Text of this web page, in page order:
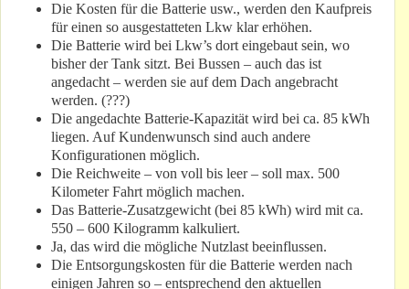
Die Kosten für die Batterie usw., werden den Kaufpreis
für einen so ausgestatteten Lkw klar erhöhen.
Die Batterie wird bei Lkw’s dort eingebaut sein, wo
bisher der Tank sitzt. Bei Bussen – auch das ist
angedacht – werden sie auf dem Dach angebracht
werden. (???)
Die angedachte Batterie-Kapazität wird bei ca. 85 kWh
liegen. Auf Kundenwunsch sind auch andere
Konfigurationen möglich.
Die Reichweite – von voll bis leer – soll max. 500
Kilometer Fahrt möglich machen.
Das Batterie-Zusatzgewicht (bei 85 kWh) wird mit ca.
550 – 600 Kilogramm kalkuliert.
Ja, das wird die mögliche Nutzlast beeinflussen.
Die Entsorgungskosten für die Batterie werden nach
einigen Jahren so – entsprechend den aktuellen